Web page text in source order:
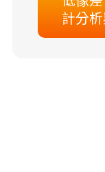
計分